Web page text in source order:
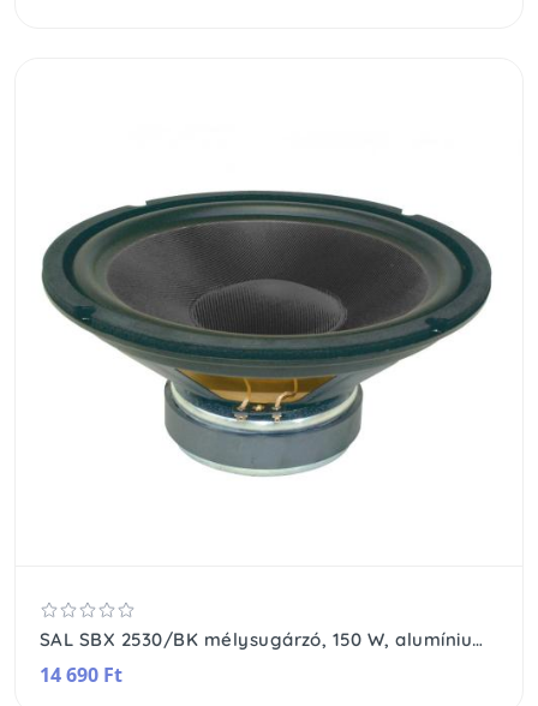
SAL SBX 2530/BK mélysugárzó, 150 W, alumínium csévetest, 4 rétegű hangtekercs, 30 Oz mágnes
14 690 Ft